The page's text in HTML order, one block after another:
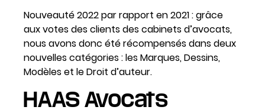
Nouveauté 2022 par rapport en 2021 : grâce
aux votes des clients des cabinets d’avocats,
nous avons donc été récompensés dans deux
nouvelles catégories : les Marques, Dessins,
Modèles et le Droit d’auteur.
HAAS Avocats